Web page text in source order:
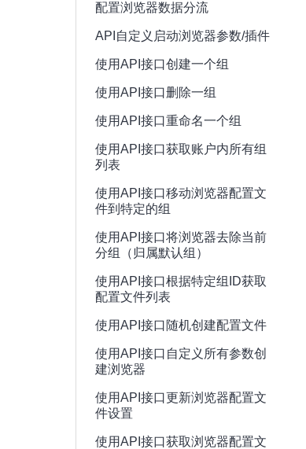
配置浏览器数据分流
API自定义启动浏览器参数/插件
使用API接口创建一个组
使用API接口删除一组
使用API接口重命名一个组
使用API接口获取账户内所有组
列表
使用API接口移动浏览器配置文
件到特定的组
使用API接口将浏览器去除当前
分组（归属默认组）
使用API接口根据特定组ID获取
配置文件列表
使用API接口随机创建配置文件
使用API接口自定义所有参数创
建浏览器
使用API接口更新浏览器配置文
件设置
使用API接口获取浏览器配置文